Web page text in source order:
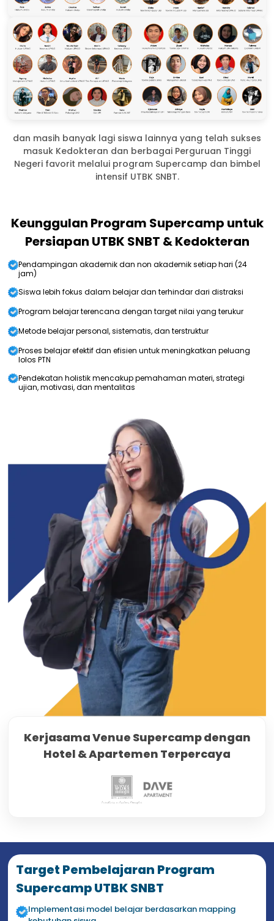
dan masih banyak lagi siswa lainnya yang telah sukses
masuk Kedokteran dan berbagai Perguruan Tinggi
Negeri favorit melalui program Supercamp dan bimbel
intensif UTBK SNBT.
Keunggulan Program Supercamp untuk
Persiapan UTBK SNBT & Kedokteran
Pendampingan akademik dan non akademik setiap hari (24
jam)
Siswa lebih fokus dalam belajar dan terhindar dari distraksi
Program belajar terencana dengan target nilai yang terukur
Metode belajar personal, sistematis, dan terstruktur
Proses belajar efektif dan efisien untuk meningkatkan peluang
lolos PTN
Pendekatan holistik mencakup pemahaman materi, strategi
ujian, motivasi, dan mentalitas
Kerjasama Venue Supercamp dengan
Hotel & Apartemen Terpercaya
Target Pembelajaran Program
Supercamp UTBK SNBT
Implementasi model belajar berdasarkan mapping